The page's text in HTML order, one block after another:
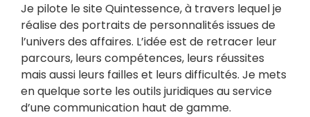
Je pilote le site Quintessence, à travers lequel je
réalise des portraits de personnalités issues de
l’univers des affaires. L’idée est de retracer leur
parcours, leurs compétences, leurs réussites
mais aussi leurs failles et leurs difficultés. Je mets
en quelque sorte les outils juridiques au service
d’une communication haut de gamme.